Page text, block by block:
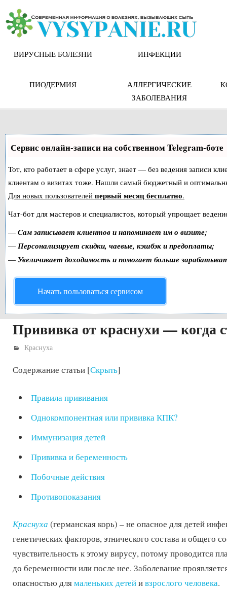
to
content
ВИРУСНЫЕ БОЛЕЗНИ ИНФЕКЦИИ
ПИОДЕРМИЯ
АЛЛЕРГИЧЕСКИЕ
ЗАБОЛЕВАНИЯ
Сервис онлайн-записи на собственном Telegram-боте
Тот, кто работает в сфере услуг, знает — без ведения записи
клиентам о визитах тоже. Нашли самый бюджетный и
Для новых пользователей первый месяц бесплатно.
Чат-бот для мастеров и специалистов, который упрощает
— Сам записывает клиентов и напоминает им о визите;
— Персонализирует скидки, чаевые, кэшбэк и предоплаты;
— Увеличивает доходимость и помогает больше
Начать пользоваться сервисом
Прививка от краснухи — когда
Краснуха
Содержание статьи [Скрыть]
Правила прививания
Однокомпонентная или прививка КПК?
Иммунизация детей
Прививка и беременность
Побочные действия
Противопоказания
Краснуха (германская корь) – не опасное для детей
генетических факторов, этнического состава и общего
чувствительность к этому вирусу, потому проводится
до беременности или после нее. Заболевание
опасностью длямаленьких детейивзрослого человека.